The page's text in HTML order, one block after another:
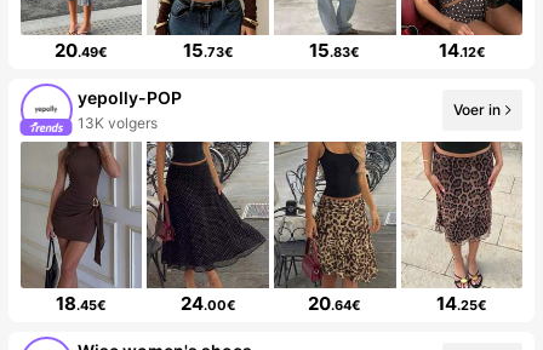
20.49€ 15.73€ 15.83€ 14.12€
yepolly-POP
13K volgers
Voer in
18.45€ 24.00€ 20.64€ 14.25€